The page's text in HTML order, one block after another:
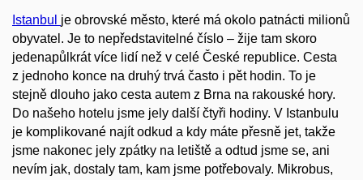
Istanbul je obrovské město, které má okolo patnácti milionů
obyvatel. Je to nepředstavitelné číslo – žije tam skoro
jedenapůlkrát více lidí než v celé České republice. Cesta
z jednoho konce na druhý trvá často i pět hodin. To je
stejně dlouho jako cesta autem z Brna na rakouské hory.
Do našeho hotelu jsme jely další čtyři hodiny. V Istanbulu
je komplikované najít odkud a kdy máte přesně jet, takže
jsme nakonec jely zpátky na letiště a odtud jsme se, ani
nevím jak, dostaly tam, kam jsme potřebovaly. Mikrobus,